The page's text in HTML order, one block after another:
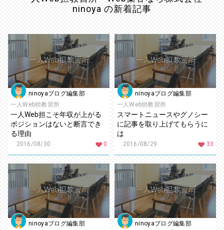
ninoya の新着記事
ninoyaブログ編集部
2016/08/30
一人Web担教習所
一人Web担こそ年収が上がる
ポジションはないと断言でき
る理由
0
ninoyaブログ編集部
2016/08/29
一人Web担教習所
スマートニュースやグノシー
に記事を取り上げてもらうに
は
33
ninoyaブログ編集部 ninoyaブログ編集部